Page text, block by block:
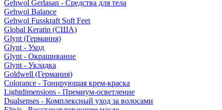
Gehwol Gerlasan - Средства для тела
Gehwol Balance
Gehwol Fusskraft Soft Feet
Global Keratin (США)
Glynt (Германия)
Glynt - Уход
Glynt - Окрашивание
Glynt - Укладка
Goldwell (Германия)
Colorance - Тонирующая крем-краска
Lightdimensions - Премиум-осветление
Dualsenses - Комплексный уход за волосами